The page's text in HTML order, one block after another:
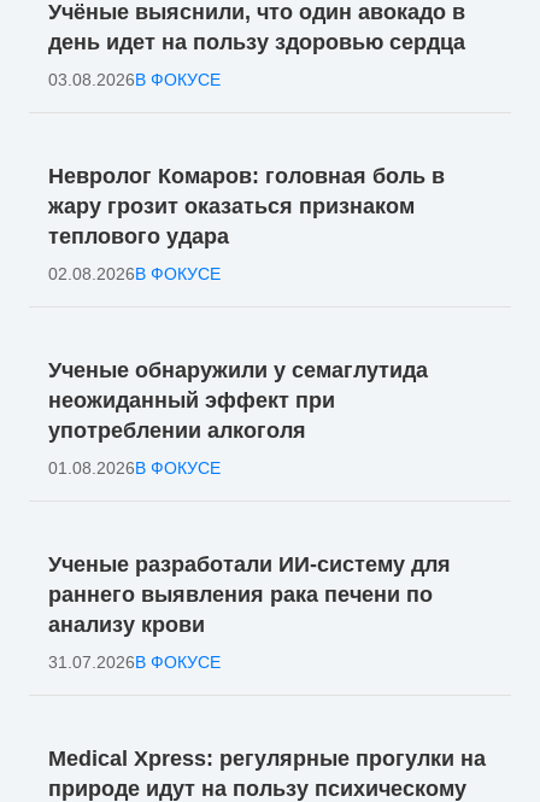
Учёные выяснили, что один авокадо в
день идет на пользу здоровью сердца
03.08.2026В ФОКУСЕ
Невролог Комаров: головная боль в
жару грозит оказаться признаком
теплового удара
02.08.2026В ФОКУСЕ
Ученые обнаружили у семаглутида
неожиданный эффект при
употреблении алкоголя
01.08.2026В ФОКУСЕ
Ученые разработали ИИ-систему для
раннего выявления рака печени по
анализу крови
31.07.2026В ФОКУСЕ
Medical Xpress: регулярные прогулки на
природе идут на пользу психическому